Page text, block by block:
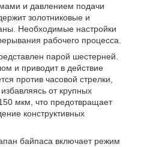
и давлением подачи
золотниковые и
Необходимые настройки
рабочего процесса.
парой шестерней.
и приводит в действие
против часовой стрелки,
от крупных
мкм, что предотвращает
конструктивных
байпаса включает режим